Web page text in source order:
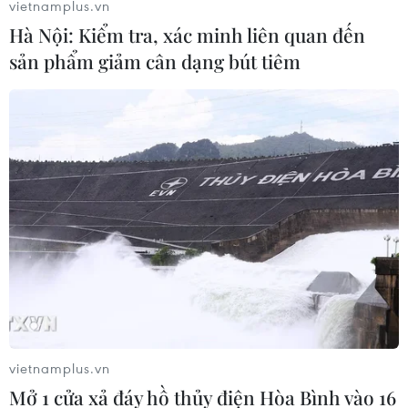
mang đồng thời hai đột biến gen
hiếm gặp
02/08/2026 05:58
Giao chỉ tiêu bao phủ bảo hiểm y tế
toàn quốc đạt 100% vào năm 2030
02/08/2026 04:54
Tạo đột phá từ y tế cơ sở đến phát
Báo động cận thị học đường khi
vietnamplus.vn
Hà Nội: Kiểm tra, xác minh liên quan đến
sản phẩm giảm cân dạng bút tiêm
vietnamplus.vn
Mở 1 cửa xả đáy hồ thủy điện Hòa Bình vào 16